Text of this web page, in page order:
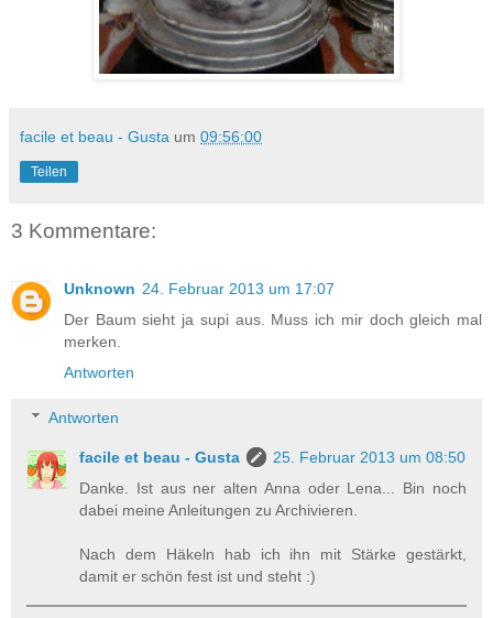
facile et beau - Gusta um 09:56:00
Teilen
3 Kommentare:
Unknown 24. Februar 2013 um 17:07
Der Baum sieht ja supi aus. Muss ich mir doch gleich mal
merken.
Antworten
Antworten
facile et beau - Gusta
25. Februar 2013 um 08:50
Danke. Ist aus ner alten Anna oder Lena... Bin noch
dabei meine Anleitungen zu Archivieren.
Nach dem Häkeln hab ich ihn mit Stärke gestärkt,
damit er schön fest ist und steht :)